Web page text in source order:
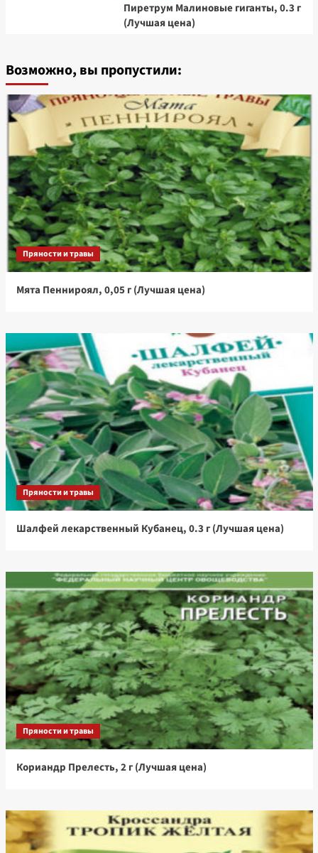
Пиретрум Малиновые гиганты, 0.3 г
(Лучшая цена)
Возможно, вы пропустили:
Пряности и травы
Мята Пеннироял, 0,05 г (Лучшая цена)
Пряности и травы
Шалфей лекарственный Кубанец, 0.3 г (Лучшая цена)
Пряности и травы
Кориандр Прелесть, 2 г (Лучшая цена)